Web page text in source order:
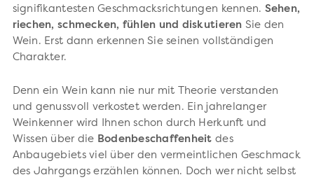
signifikantesten Geschmacksrichtungen kennen. Sehen,
riechen, schmecken, fühlen und diskutieren Sie den
Wein. Erst dann erkennen Sie seinen vollständigen
Charakter.
Denn ein Wein kann nie nur mit Theorie verstanden
und genussvoll verkostet werden. Ein jahrelanger
Weinkenner wird Ihnen schon durch Herkunft und
Wissen über die Bodenbeschaffenheit des
Anbaugebiets viel über den vermeintlichen Geschmack
des Jahrgangs erzählen können. Doch wer nicht selbst